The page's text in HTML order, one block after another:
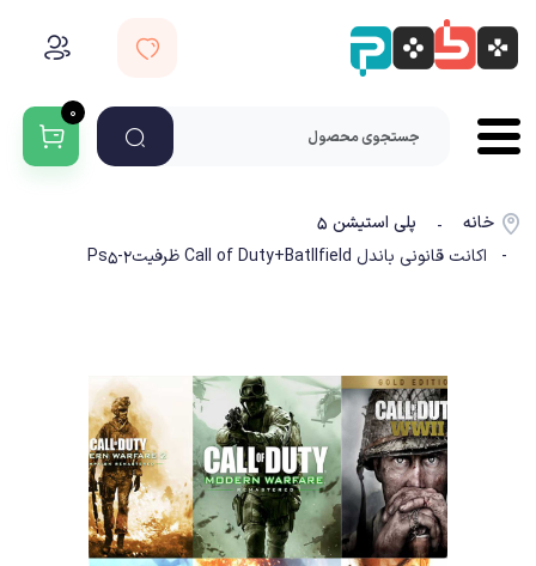
۰
خانه -
پلی استیشن ۵
- اکانت قانونی باندل Call of Duty+Batllfield ظرفیت2-Ps5